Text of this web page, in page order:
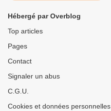
Hébergé par Overblog
Top articles
Pages
Contact
Signaler un abus
C.G.U.
Cookies et données personnelles